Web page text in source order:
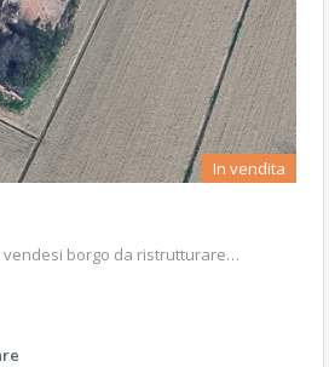
In vendita
vendesi borgo da ristrutturare…